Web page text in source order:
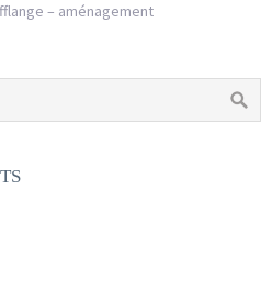
– aménagement